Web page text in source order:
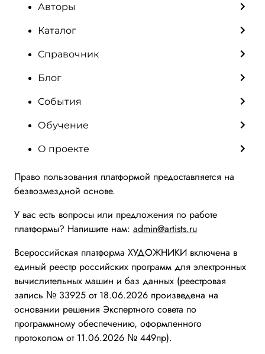
Авторы
Каталог
Справочник
Блог
События
Обучение
О проекте
Право пользования платформой предоставляется на
безвозмездной основе.
У вас есть вопросы или предложения по работе
платформы? Напишите нам: admin@artists.ru
Всероссийская платформа ХУДОЖНИКИ включена в
единый реестр российских программ для электронных
вычислительных машин и баз данных (реестровая
запись № 33925 от 18.06.2026 произведена на
основании решения Экспертного совета по
программному обеспечению, оформленного
протоколом от 11.06.2026 № 449пр).